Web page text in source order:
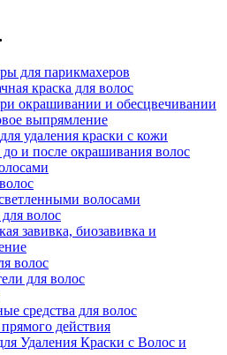
для парикмахеров
краска для волос
окрашивании и обесцвечивании
выпрямление
удаления краски с кожи
до и после окрашивания волос
волосами
волос
завивка, биозавивка и
волос
для волос
средства для волос
действия
Удаления Краски с Волос и